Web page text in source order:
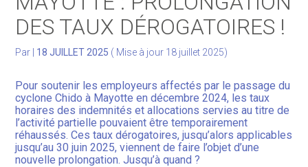
Gérer votre patrimoine
Facturation Électronique
DES TAUX DÉROGATOIRES !
Par 18 JUILLET 2025 ( Mise à jour 18 juillet 2025)
Pour soutenir les employeurs affectés par le passage du
cyclone Chido à Mayotte en décembre 2024, les taux
horaires des indemnités et allocations servies au titre de
l’activité partielle pouvaient être temporairement
réhaussés. Ces taux dérogatoires, jusqu’alors applicables
jusqu’au 30 juin 2025, viennent de faire l’objet d’une
nouvelle prolongation. Jusqu’à quand ?